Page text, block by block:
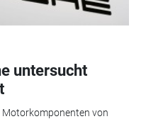
untersucht
von